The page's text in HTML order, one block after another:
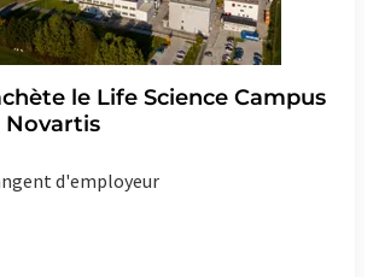
le Life Science Campus
Novartis
d'employeur